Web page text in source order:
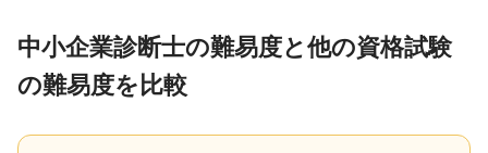
中小企業診断士の難易度と他の資格試験
の難易度を比較